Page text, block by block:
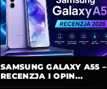
SAMSUNG GALAXY A55 –
RECENZJA I OPIN...